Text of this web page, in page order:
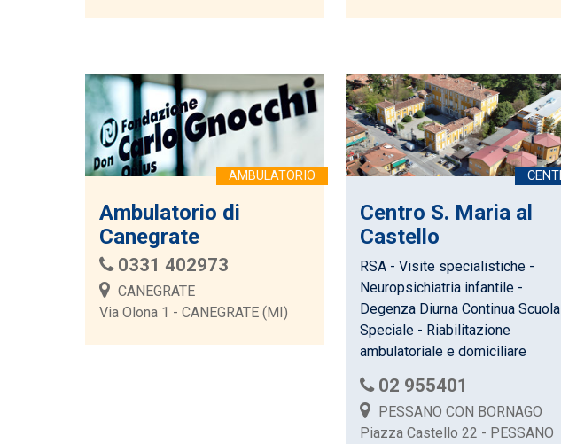
Ambulatorio di
Canegrate
0331 402973
CANEGRATE
Via Olona 1 - CANEGRATE (MI)
Centro S. Maria al
Castello
RSA - Visite specialistiche -
Neuropsichiatria infantile -
Degenza Diurna Continua Scuola
Speciale - Riabilitazione
ambulatoriale e domiciliare
02 955401
PESSANO CON BORNAGO
Piazza Castello 22 - PESSANO